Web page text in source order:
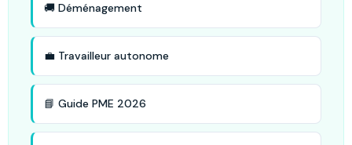
🚚 Déménagement
💼 Travailleur autonome
📘 Guide PME 2026